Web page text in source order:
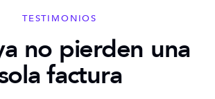
TESTIMONIOS
no pierden una
factura